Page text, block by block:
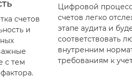
счетов
и
с тем
Цифровой
счетов легко
этапе аудита и
соответствовать
внутренним
требованиям к